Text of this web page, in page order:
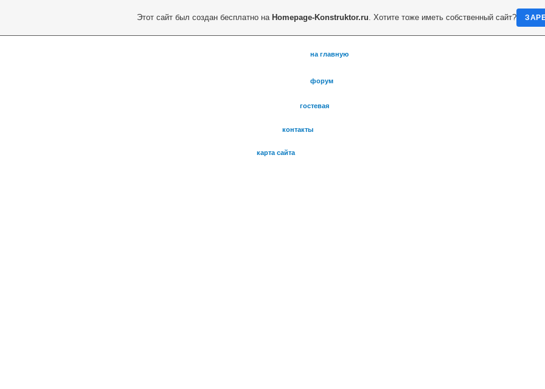
на главную
форум
гостевая
контакты
карта сайта
Этот сайт был создан бесплатно на Homepage-Konstruktor.ru. Хотите тоже иметь собственный сайт?